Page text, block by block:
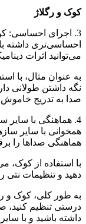
کوک و رگلاژ
3. اجرای احساسی:
احساسی‌تری داشته
می‌توانید اثرات
به عنوان مثال، با
نگه داشتن طولانی
صدا به تدریج
4. هماهنگی با سایر
همخوانی با سایر
هماهنگی صداها را
با استفاده از کوک،
دهید و تنظیمات نتی
به طور کلی، کوک و
درستی تنظیم کنید،
داشته باشید و با